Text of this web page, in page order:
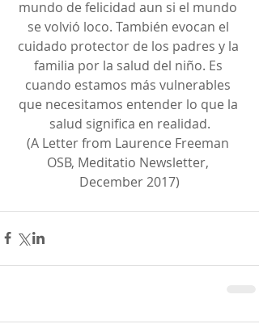
mundo de felicidad aun si el mundo
se volvió loco. También evocan el
cuidado protector de los padres y la
familia por la salud del niño. Es
cuando estamos más vulnerables
que necesitamos entender lo que la
salud significa en realidad.
(A Letter from Laurence Freeman
OSB, Meditatio Newsletter,
December 2017)